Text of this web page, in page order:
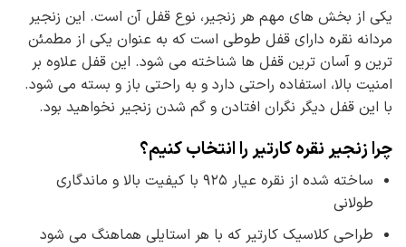
یکی از بخش های مهم هر زنجیر، نوع قفل آن است. این زنجیر
مردانه نقره دارای قفل طوطی است که به عنوان یکی از مطمئن
ترین و آسان ترین قفل ها شناخته می شود. این قفل علاوه بر
امنیت بالا، استفاده راحتی دارد و به راحتی باز و بسته می شود.
با این قفل دیگر نگران افتادن و گم شدن زنجیر نخواهید بود.
چرا زنجیر نقره کارتیر را انتخاب کنیم؟
ساخته شده از نقره عیار ۹۲۵ با کیفیت بالا و ماندگاری
طولانی
طراحی کلاسیک کارتیر که با هر استایلی هماهنگ می شود